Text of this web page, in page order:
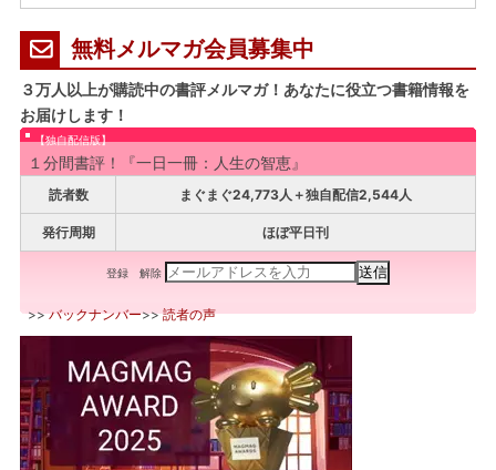
無料メルマガ会員募集中
３万人以上が購読中の書評メルマガ！あなたに役立つ書籍情報を
お届けします！
【独自配信版】
１分間書評！『一日一冊：人生の智恵』
読者数 まぐまぐ24,773人＋独自配信2,544人
発行周期 ほぼ平日刊
登録 解除
>>バックナンバー>>読者の声